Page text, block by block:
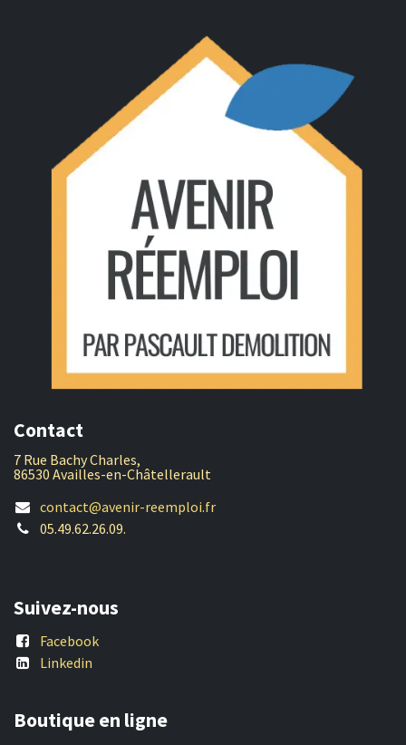
Contact
7 Rue Bachy Charles,
86530 Availles-en-Châtellerault
contact@avenir-reemploi.fr
05.49.62.26.09.
Suivez-nous
Facebook
Linkedin
Boutique en ligne